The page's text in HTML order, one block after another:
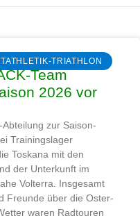
TRIATHLON
Team
2026 vor
zur Saison-
Trainingslager
Toskana mit den
der Unterkunft im
Volterra. Insgesamt
Freunde über die Oster-
waren Radtouren